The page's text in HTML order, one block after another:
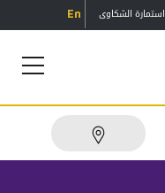
استمارة الشكاوى